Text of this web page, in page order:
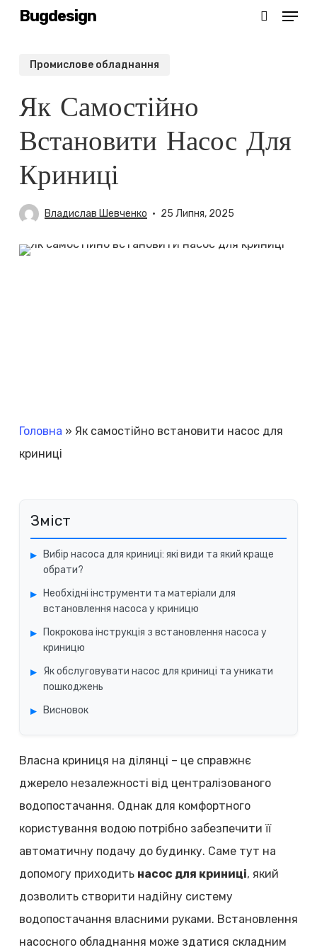
SkipBugdesign Menu
Промислове обладнання
Як Самостійно
Встановити Насос Для
Криниці
Владислав Шевченко 25 Липня, 2025
Головна » Як самостійно встановити насос для
криниці
Зміст
Вибір насоса для криниці: які види та який краще
обрати?
Необхідні інструменти та матеріали для
встановлення насоса у криницю
Покрокова інструкція з встановлення насоса у
криницю
Як обслуговувати насос для криниці та уникати
пошкоджень
Висновок
Власна криниця на ділянці – це справжнє
джерело незалежності від централізованого
водопостачання. Однак для комфортного
користування водою потрібно забезпечити її
автоматичну подачу до будинку. Саме тут на
допомогу приходить насос для криниці, який
дозволить створити надійну систему
водопостачання власними руками. Встановлення
насосного обладнання може здатися складним